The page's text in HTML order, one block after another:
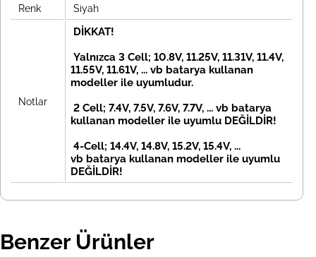
Renk Siyah
Notlar
DİKKAT!
Yalnızca 3 Cell; 10.8V, 11.25V, 11.31V, 11.4V,
11.55V, 11.61V, ... vb batarya kullanan
modeller ile uyumludur.
2 Cell; 7.4V, 7.5V, 7.6V, 7.7V, ... vb batarya
kullanan modeller ile uyumlu DEĞİLDİR!
4-Cell; 14.4V, 14.8V, 15.2V, 15.4V, ...
vb batarya kullanan modeller ile uyumlu
DEĞİLDİR!
Benzer Ürünler